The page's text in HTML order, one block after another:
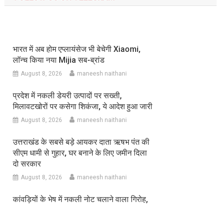
भारत में अब होम एप्लायंसेज भी बेचेगी Xiaomi,
लॉन्च किया नया Mijia सब-ब्रांड
August 8, 2026 maneesh naithani
प्रदेश में नकली डेयरी उत्पादों पर सख्ती,
मिलावटखोरों पर कसेगा शिकंजा, ये आदेश हुआ जारी
August 8, 2026 maneesh naithani
उत्तराखंड के सबसे बड़े आयकर दाता ऋषभ पंत की
सीएम धामी से गुहार, घर बनाने के लिए जमीन दिला
दो सरकार
August 8, 2026 maneesh naithani
कांवड़ियों के भेष में नकली नोट चलाने वाला गिरोह,